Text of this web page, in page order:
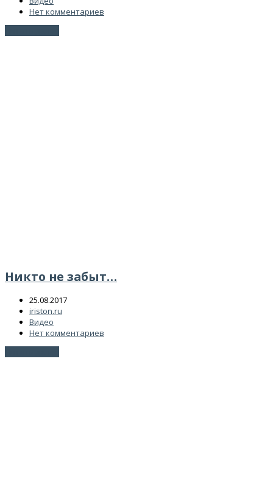
Нет комментариев
Никто не забыт…
25.08.2017
iriston.ru
Видео
Нет комментариев